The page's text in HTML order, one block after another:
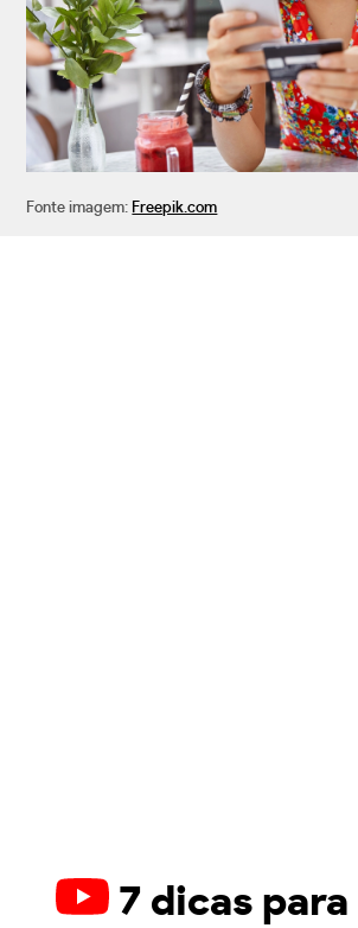
Fonte imagem: Freepik.com
7 dicas